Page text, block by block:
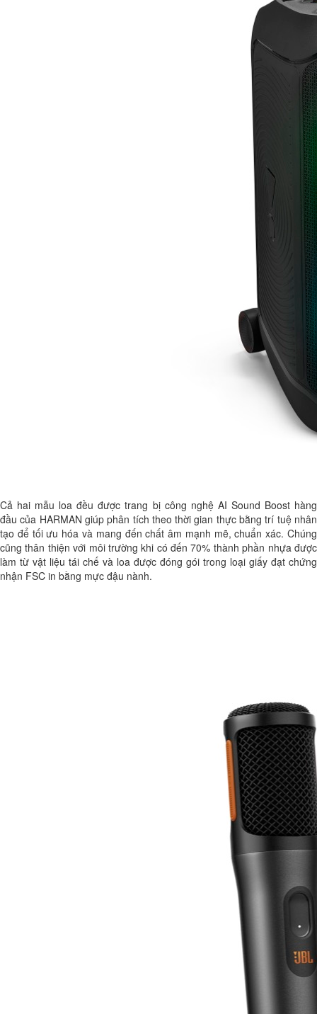
Cả hai mẫu loa đều được trang bị công nghệ AI Sound Boost hàng
đầu của HARMAN giúp phân tích theo thời gian thực bằng trí tuệ nhân
tạo để tối ưu hóa và mang đến chất âm mạnh mẽ, chuẩn xác. Chúng
cũng thân thiện với môi trường khi có đến 70% thành phần nhựa được
làm từ vật liệu tái chế và loa được đóng gói trong loại giấy đạt chứng
nhận FSC in bằng mực đậu nành.